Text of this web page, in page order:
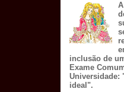
inclusão de
Exame
Universidade:
ideal".